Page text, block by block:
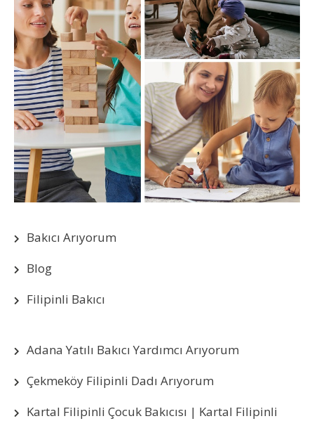
Bakıcı Arıyorum
Blog
Filipinli Bakıcı
Adana Yatılı Bakıcı Yardımcı Arıyorum
Çekmeköy Filipinli Dadı Arıyorum
Kartal Filipinli Çocuk Bakıcısı | Kartal Filipinli